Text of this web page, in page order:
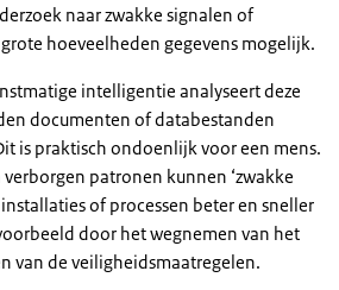
naar zwakke signalen of
hoeveelheden gegevens mogelijk.
intelligentie analyseert deze
documenten of databestanden
is praktisch ondoenlijk voor een mens.
patronen kunnen ‘zwakke
of processen beter en sneller
door het wegnemen van het
van de veiligheidsmaatregelen.